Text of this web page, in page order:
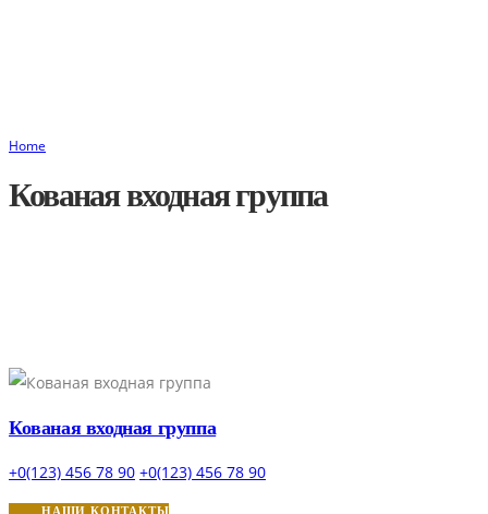
Home
Кованая входная группа
Кованая входная группа
+0(123) 456 78 90 +0(123) 456 78 90
НАШИ КОНТАКТЫ